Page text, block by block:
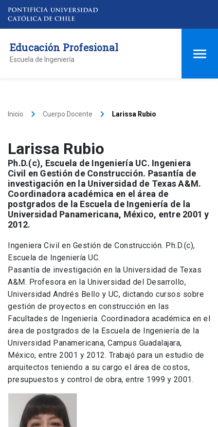
Educación Profesional
Escuela de Ingeniería
Inicio keyboard_arrow_right Cuerpo Docente keyboard_arrow_right Larissa Rubio
Larissa Rubio
Ph.D.(c), Escuela de Ingeniería UC. Ingeniera
Civil en Gestión de Construcción. Pasantía de
investigación en la Universidad de Texas A&M.
Coordinadora académica en el área de
postgrados de la Escuela de Ingeniería de la
Universidad Panamericana, México, entre 2001 y
2012.
Ingeniera Civil en Gestión de Construcción. Ph.D.(c),
Escuela de Ingeniería UC.
Pasantía de investigación en la Universidad de Texas
A&M. Profesora en la Universidad del Desarrollo,
Universidad Andrés Bello y UC, dictando cursos sobre
gestión de proyectos en construcción en las
Facultades de Ingeniería. Coordinadora académica en el
área de postgrados de la Escuela de Ingeniería de la
Universidad Panamericana, Campus Guadalajara,
México, entre 2001 y 2012. Trabajó para un estudio de
arquitectos teniendo a su cargo el área de costos,
presupuestos y control de obra, entre 1999 y 2001.